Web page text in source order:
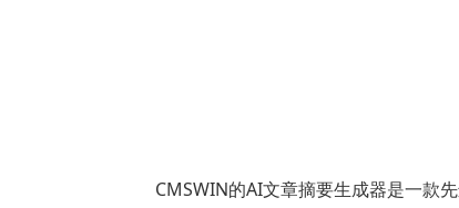
CMSWIN的AI文章摘要生成器是一款